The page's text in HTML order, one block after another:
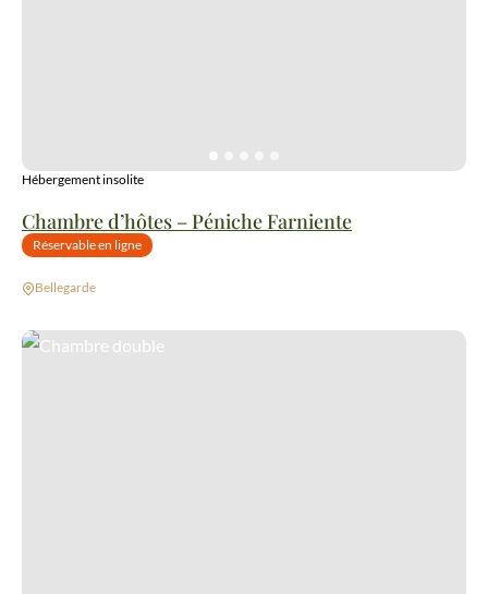
Chambre d’hôtes – Péniche Farniente
Hébergement insolite
Réservable en ligne
Bellegarde
Chambre double